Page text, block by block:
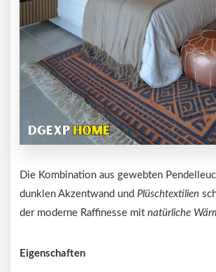
Die Kombination aus gewebten
dunklen Akzentwand und Plüschtextilien
der moderne Raffinesse mitnatürliche
Eigenschaften